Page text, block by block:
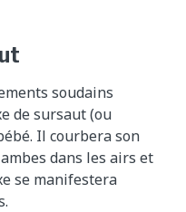
soudains
de sursaut (ou
Il courbera son
dans les airs et
se manifestera